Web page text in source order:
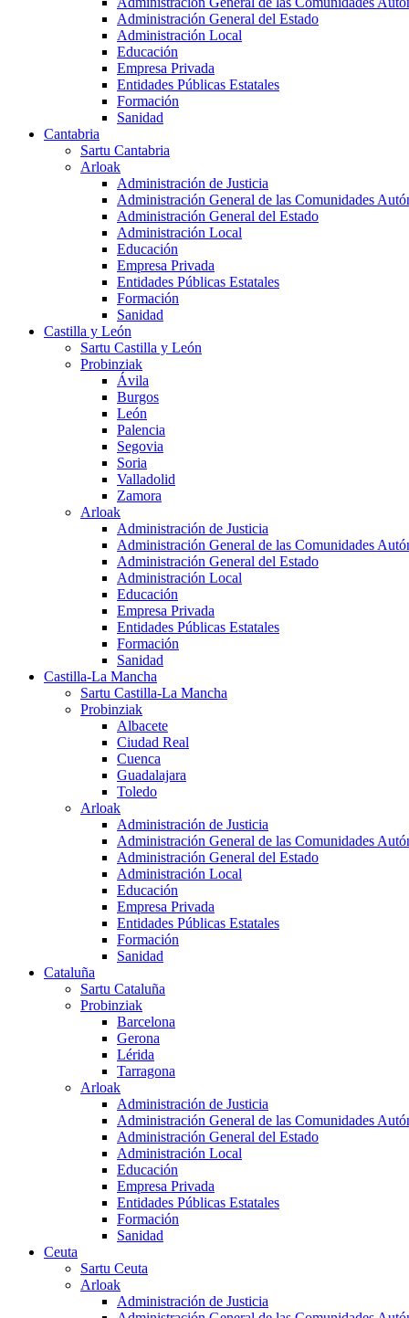
Administración General del Estado
Administración Local
Educación
Empresa Privada
Entidades Públicas Estatales
Formación
Sanidad
Cantabria
Sartu Cantabria
Arloak
Administración de Justicia
Administración General de las Comunidades
Administración General del Estado
Administración Local
Educación
Empresa Privada
Entidades Públicas Estatales
Formación
Sanidad
Castilla y León
Sartu Castilla y León
Probinziak
Ávila
Burgos
León
Palencia
Segovia
Soria
Valladolid
Zamora
Arloak
Administración de Justicia
Administración General de las Comunidades
Administración General del Estado
Administración Local
Educación
Empresa Privada
Entidades Públicas Estatales
Formación
Sanidad
Castilla-La Mancha
Sartu Castilla-La Mancha
Probinziak
Albacete
Ciudad Real
Cuenca
Guadalajara
Toledo
Arloak
Administración de Justicia
Administración General de las Comunidades
Administración General del Estado
Administración Local
Educación
Empresa Privada
Entidades Públicas Estatales
Formación
Sanidad
Cataluña
Sartu Cataluña
Probinziak
Barcelona
Gerona
Lérida
Tarragona
Arloak
Administración de Justicia
Administración General de las Comunidades
Administración General del Estado
Administración Local
Educación
Empresa Privada
Entidades Públicas Estatales
Formación
Sanidad
Ceuta
Sartu Ceuta
Arloak
Administración de Justicia